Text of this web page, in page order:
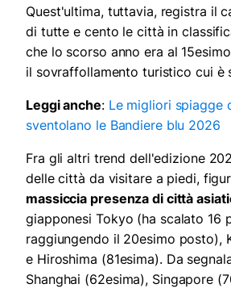
Quest'ultima, tuttavia, registra il
di tutte e cento le città in
che lo scorso anno era al
il sovraffollamento turistico cui è
Leggi anche: Le migliori spiagge
sventolano le Bandiere blu 2026
Fra gli altri trend dell'edizione
delle città da visitare a piedi,
massiccia presenza di città
giapponesi Tokyo (ha scalato 16
raggiungendo il 20esimo posto),
e Hiroshima (81esima). Da
Shanghai (62esima), Singapore